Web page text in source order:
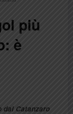
più
è
Catanzaro